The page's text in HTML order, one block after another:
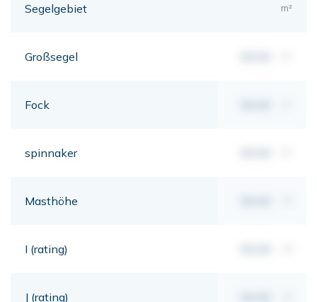
Segelgebiet m²
Großsegel
Fock
spinnaker
Masthöhe
I (rating)
J (rating)